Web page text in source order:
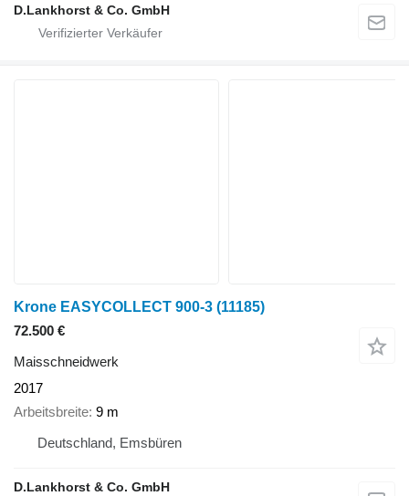
D.Lankhorst & Co. GmbH
Krone EASYCOLLECT 900-3 (11185)
72.500 €
Maisschneidwerk
2017
Arbeitsbreite 9 m
Deutschland, Emsbüren
D.Lankhorst & Co. GmbH